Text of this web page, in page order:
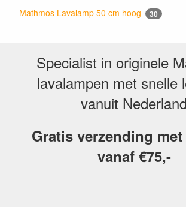
Mathmos Lavalamp 50 cm hoog 30
Specialist in originele
lavalampen met snelle
vanuit Nederland
Gratis verzending
vanaf €75,-